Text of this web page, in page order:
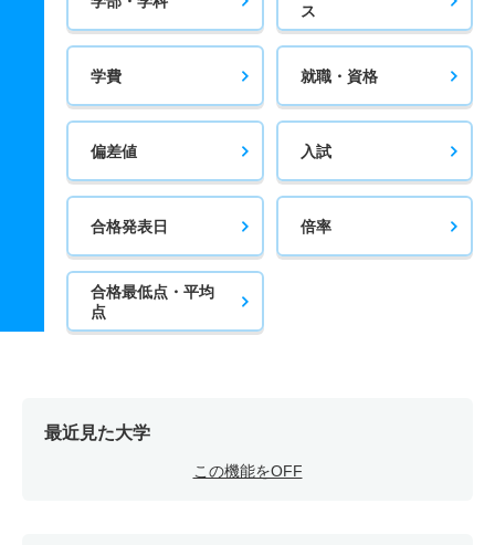
ス
学費 就職・資格
偏差値 入試
合格発表日 倍率
合格最低点・平均
点
最近見た大学
この機能をOFF